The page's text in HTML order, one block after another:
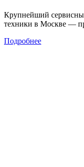
Крупнейший
техники в Москве —
Подробнее